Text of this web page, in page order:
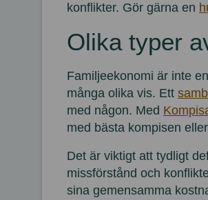
konflikter. Gör gärna en
Olika typer
Familjeekonomi är inte
många olika vis. Ett
med någon. Med
med bästa kompisen
Det är viktigt att tydligt
missförstånd och
sina gemensamma